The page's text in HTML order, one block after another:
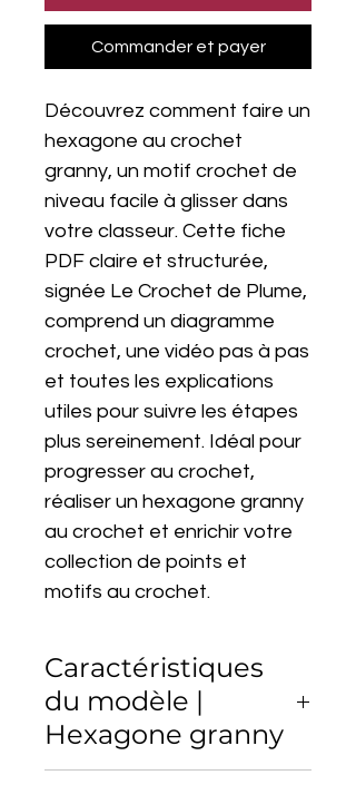
Commander et payer
Découvrez comment faire un
hexagone au crochet
granny, un motif crochet de
niveau facile à glisser dans
votre classeur. Cette fiche
PDF claire et structurée,
signée Le Crochet de Plume,
comprend un diagramme
crochet, une vidéo pas à pas
et toutes les explications
utiles pour suivre les étapes
plus sereinement. Idéal pour
progresser au crochet,
réaliser un hexagone granny
au crochet et enrichir votre
collection de points et
motifs au crochet.
Caractéristiques
du modèle |
Hexagone granny